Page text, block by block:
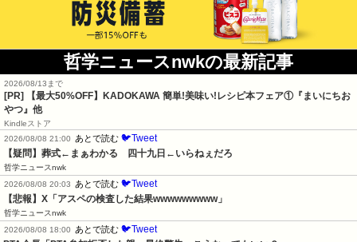
哲学ニュースnwkの最新記事
2026/08/13まで
[PR] 【最大50%OFF】KADOKAWA 簡単!美味い!レシピ本フェア①『まいにちお
やつ』他
Kindleストア
2026/08/08 21:00
あとで読む 🐦Tweet
【疑問】葬式←まぁわかる　四十九日←いらねぇだろ
哲学ニュースnwk
2026/08/08 20:03
あとで読む 🐦Tweet
【悲報】X「アスペの検査した結果wwwwwwwww」
哲学ニュースnwk
2026/08/08 18:00
あとで読む 🐦Tweet